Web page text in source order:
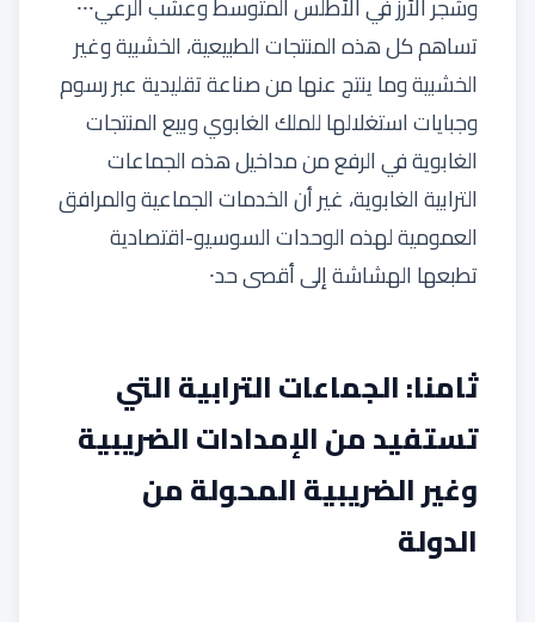
تساهم كل هذه المنتجات الطبيعية، الخشبية وغير
الخشبية وما ينتج عنها من صناعة تقليدية عبر رسوم
وجبايات استغلالها للملك الغابوي وبيع المنتجات
الغابوية في الرفع من مداخيل هذه الجماعات
الترابية الغابوية، غير أن الخدمات الجماعية والمرافق
العمومية لهذه الوحدات السوسيو-اقتصادية
تطبعها الهشاشة إلى أقصى حد⸱
ثامنا: الجماعات الترابية التي
تستفيد من الإمدادات الضريبية
وغير الضريبية المحولة من
الدولة